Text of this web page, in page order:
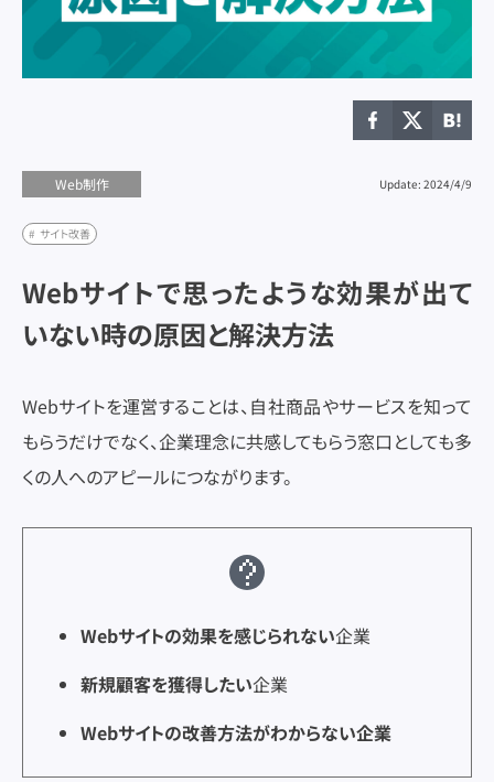
サイト制作ツール
サイト制作費用
サイト改善
ブランディング
ブランドサイト
フレームワーク
リード獲得
制作スキル
広告予算
採用サイト
UX/UIデザイン
Web広告
DX
サイト制作ツール
サイト制作費用
サイト改善
ブランディング
ブランドサイト
フレームワーク
リード獲得
制作スキル
広告予算
採用サイト
UX/UIデザイン
Web広告
DX
Web制作 Update: 2024/4/9
サイト改善
Webサイトで思ったような効果が出て
いない時の原因と解決方法
Webサイトを運営することは、自社商品やサービスを知って
もらうだけでなく、企業理念に共感してもらう窓口としても多
くの人へのアピールにつながります。
Webサイトの効果を感じられない企業
新規顧客を獲得したい企業
Webサイトの改善方法がわからない企業